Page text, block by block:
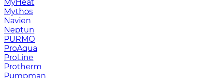
MyHeat
Mythos
Navien
Neptun
PURMO
ProAqua
ProLine
Protherm
Pumpman